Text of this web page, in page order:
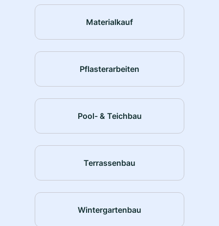
Materialkauf
Pflasterarbeiten
Pool- & Teichbau
Terrassenbau
Wintergartenbau